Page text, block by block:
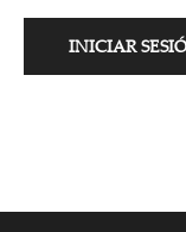
INICIAR